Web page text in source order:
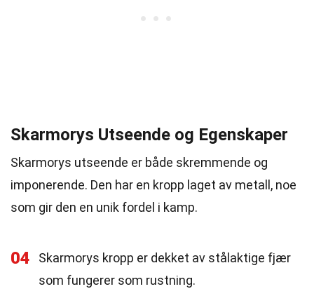
Skarmorys Utseende og Egenskaper
Skarmorys utseende er både skremmende og
imponerende. Den har en kropp laget av metall, noe
som gir den en unik fordel i kamp.
04
Skarmorys kropp er dekket av stålaktige fjær
som fungerer som rustning.